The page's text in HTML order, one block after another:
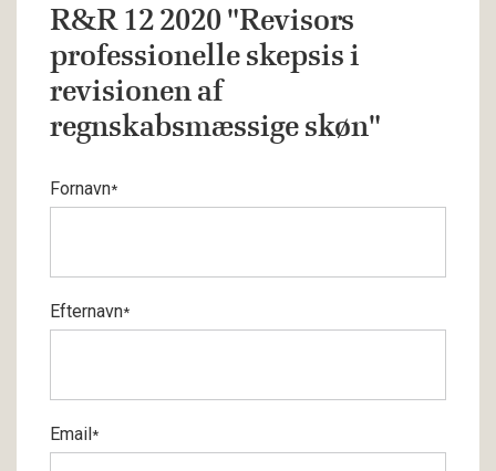
R&R 12 2020 "Revisors
professionelle skepsis i
revisionen af
regnskabsmæssige skøn"
Fornavn*
Efternavn*
Email*